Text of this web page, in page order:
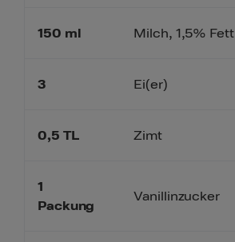
150 ml
3
0,5 TL
1
Packung
Milch, 1,5% Fett
Ei(er)
Zimt
Vanillinzucker